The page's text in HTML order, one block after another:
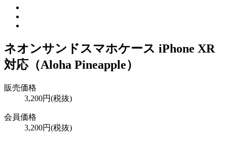
ネオンサンドスマホケース iPhone XR
対応（Aloha Pineapple）
販売価格
3,200円(税抜)
会員価格
3,200円(税抜)